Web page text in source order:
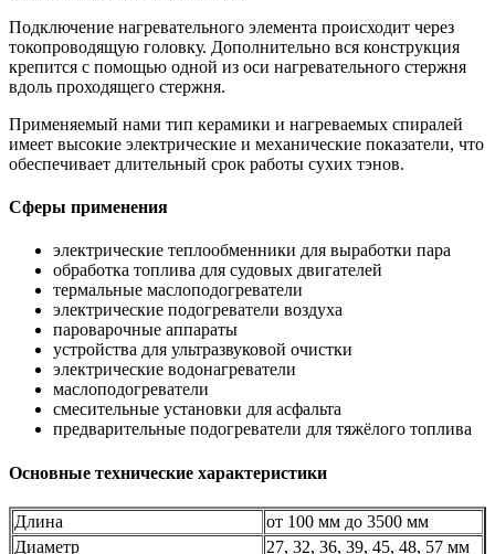
Подключение нагревательного элемента происходит через
токопроводящую головку. Дополнительно вся конструкция
крепится с помощью одной из оси нагревательного стержня
вдоль проходящего стержня.
Применяемый нами тип керамики и нагреваемых спиралей
имеет высокие электрические и механические показатели, что
обеспечивает длительный срок работы сухих тэнов.
Сферы применения
электрические теплообменники для выработки пара
обработка топлива для судовых двигателей
термальные маслоподогреватели
электрические подогреватели воздуха
пароварочные аппараты
устройства для ультразвуковой очистки
электрические водонагреватели
маслоподогреватели
смесительные установки для асфальта
предварительные подогреватели для тяжёлого топлива
Основные технические характеристики
Длина
от 100 мм до 3500 мм
Диаметр
27, 32, 36, 39, 45, 48, 57 мм